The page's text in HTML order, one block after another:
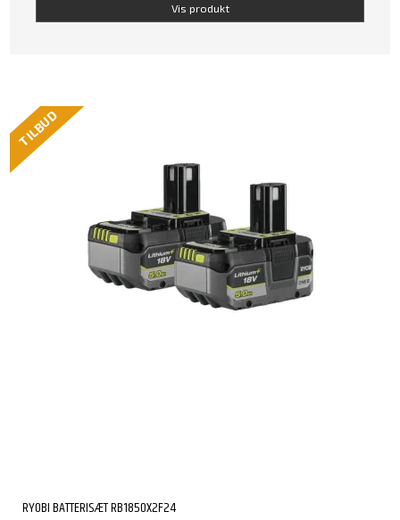
Vis produkt
TILBUD
RYOBI BATTERISÆT RB1850X2F24